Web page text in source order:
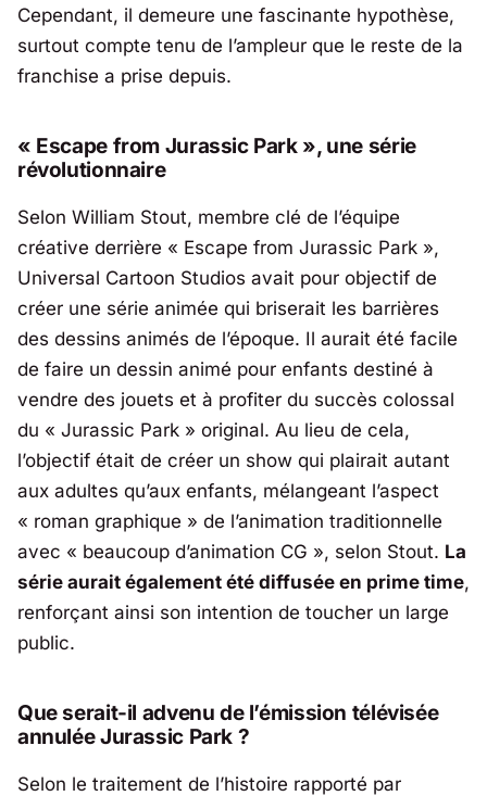
Cependant, il demeure une fascinante hypothèse,
surtout compte tenu de l’ampleur que le reste de la
franchise a prise depuis.
« Escape from Jurassic Park », une série
révolutionnaire
Selon William Stout, membre clé de l’équipe
créative derrière « Escape from Jurassic Park »,
Universal Cartoon Studios avait pour objectif de
créer une série animée qui briserait les barrières
des dessins animés de l’époque. Il aurait été facile
de faire un dessin animé pour enfants destiné à
vendre des jouets et à profiter du succès colossal
du « Jurassic Park » original. Au lieu de cela,
l’objectif était de créer un show qui plairait autant
aux adultes qu’aux enfants, mélangeant l’aspect
« roman graphique » de l’animation traditionnelle
avec « beaucoup d’animation CG », selon Stout. La
série aurait également été diffusée en prime time,
renforçant ainsi son intention de toucher un large
public.
Que serait-il advenu de l’émission télévisée
annulée Jurassic Park ?
Selon le traitement de l’histoire rapporté par